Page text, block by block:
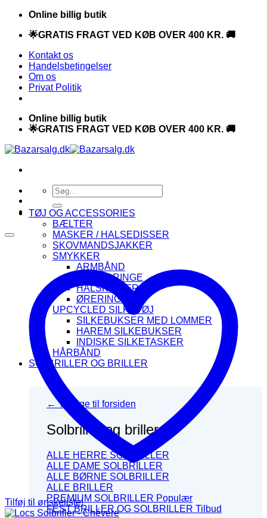
Fortsæt
indhold
Online billig butik
🌟GRATIS FRAGT VED KØB OVER 400 KR. 🚚
Kontakt os
Handelsbetingelser
Om os
Privat Politik
Online billig butik
🌟GRATIS FRAGT VED KØB OVER 400 KR. 🚚
Søg
efter:
TØJ OG ACCESSORIES
BÆLTER
MASKER / HALSEDISSER
SKOVMANDSJAKKER
SMYKKER
ARMBÅND
FINGERRINGE
HALSKÆDER
ØRERINGE
UPCYCLED SILKETØJ
SILKEBUKSER MED LOMMER
HAREM SILKEBUKSER
INDISKE SILKETASKER
HÅRBÅND
SOLBRILLER OG BRILLER
← Tilbage til forsiden
Solbriller og briller
ALLE HERRE SOLBRILLER
ALLE DAME SOLBRILLER
ALLE BØRNE SOLBRILLER
ALLE BRILLER
PREMIUM SOLBRILLER
FEST BRILLER OG SOLBRILLER
Tilføj til ønskeliste!